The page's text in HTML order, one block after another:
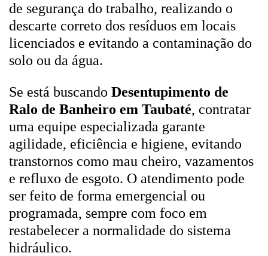
de segurança do trabalho, realizando o
descarte correto dos resíduos em locais
licenciados e evitando a contaminação do
solo ou da água.
Se está buscando Desentupimento de
Ralo de Banheiro em Taubaté, contratar
uma equipe especializada garante
agilidade, eficiência e higiene, evitando
transtornos como mau cheiro, vazamentos
e refluxo de esgoto. O atendimento pode
ser feito de forma emergencial ou
programada, sempre com foco em
restabelecer a normalidade do sistema
hidráulico.